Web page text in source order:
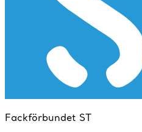
Fackförbundet ST